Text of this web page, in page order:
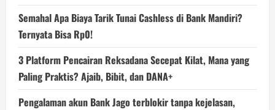
Semahal Apa Biaya Tarik Tunai Cashless di Bank Mandiri?
Ternyata Bisa Rp0!
3 Platform Pencairan Reksadana Secepat Kilat, Mana yang
Paling Praktis? Ajaib, Bibit, dan DANA+
Pengalaman akun Bank Jago terblokir tanpa kejelasan,